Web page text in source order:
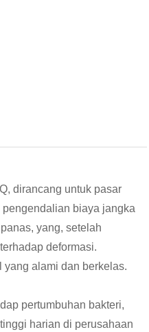
dirancang untuk pasar
biaya jangka
yang, setelah
deformasi.
alami dan berkelas.
pertumbuhan bakteri,
harian di perusahaan